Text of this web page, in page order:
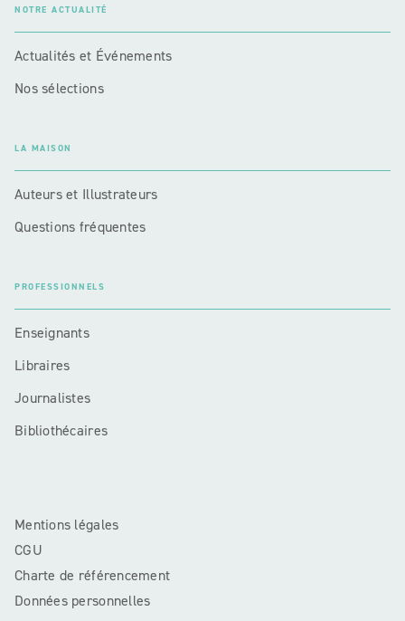
NOTRE ACTUALITÉ
Actualités et Événements
Nos sélections
LA MAISON
Auteurs et Illustrateurs
Questions fréquentes
PROFESSIONNELS
Enseignants
Libraires
Journalistes
Bibliothécaires
Mentions légales
CGU
Charte de référencement
Données personnelles